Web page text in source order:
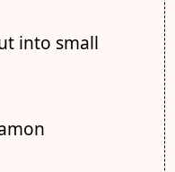
into small